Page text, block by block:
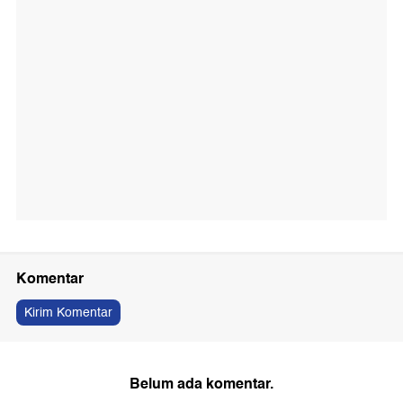
Komentar
Kirim Komentar
Belum ada komentar.